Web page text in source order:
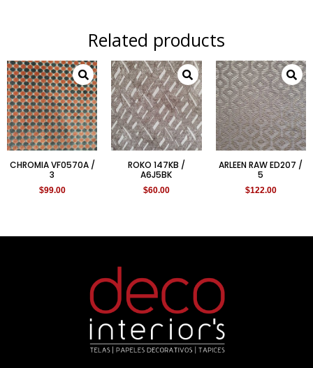
Related products
CHROMIA VF0570A /
3
$99.00
ROKO 147KB /
A6J5BK
$60.00
ARLEEN RAW ED207 /
5
$122.00